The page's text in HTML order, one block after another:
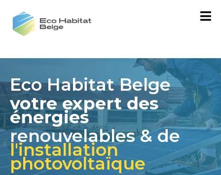
Eco Habitat Belge
votre expert des
énergies
renouvelables & de
l'installation
photovoltaïque